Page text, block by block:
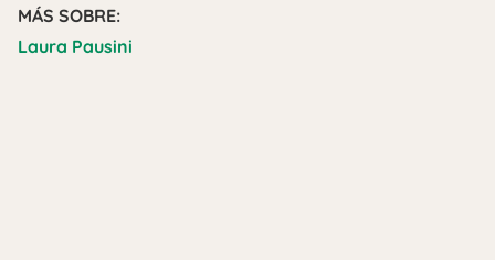
MÁS SOBRE:
Laura Pausini